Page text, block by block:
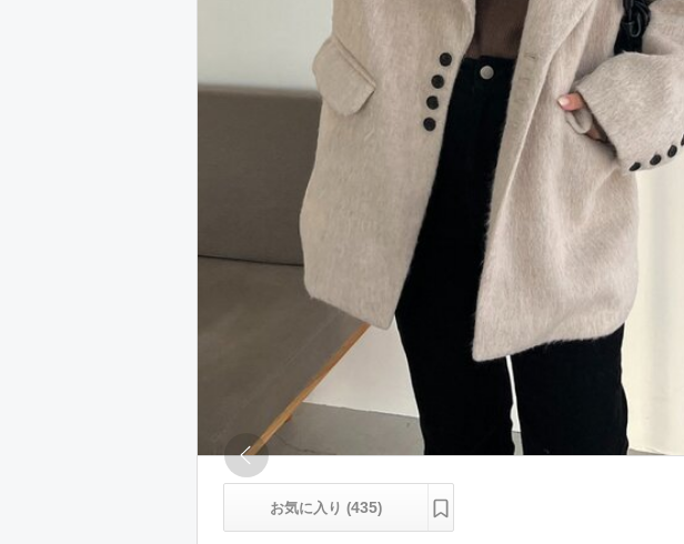
お気に入り (435)